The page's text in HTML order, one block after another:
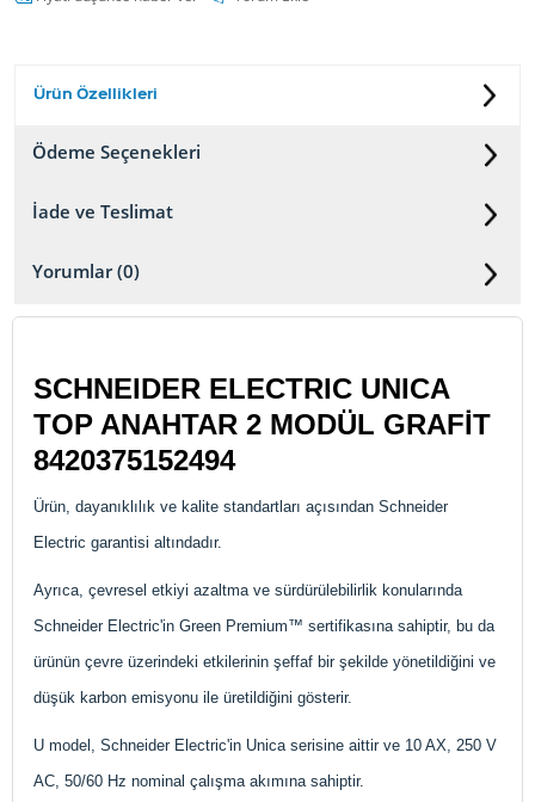
Ürün Özellikleri
Ödeme Seçenekleri
İade ve Teslimat
Yorumlar (0)
SCHNEIDER ELECTRIC UNICA
TOP ANAHTAR 2 MODÜL GRAFİT
8420375152494
Ürün, dayanıklılık ve kalite standartları açısından Schneider
Electric garantisi altındadır.
Ayrıca, çevresel etkiyi azaltma ve sürdürülebilirlik konularında
Schneider Electric'in Green Premium™ sertifikasına sahiptir, bu da
ürünün çevre üzerindeki etkilerinin şeffaf bir şekilde yönetildiğini ve
düşük karbon emisyonu ile üretildiğini gösterir​.
U model, Schneider Electric'in Unica serisine aittir ve 10 AX, 250 V
AC, 50/60 Hz nominal çalışma akımına sahiptir.